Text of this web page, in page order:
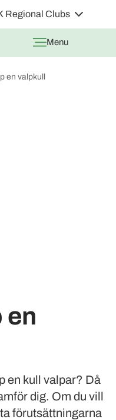
Regional Clubs
Menu
en valpkull
en
en kull valpar? Då
dig. Om du vill
förutsättningarna